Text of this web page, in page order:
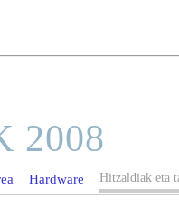
2008
Hardware Hitzaldiak eta